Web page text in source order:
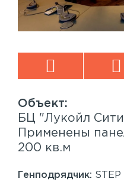
БЦ "Лукойл
Применены
200 кв.м
Генподрядчик: STEP